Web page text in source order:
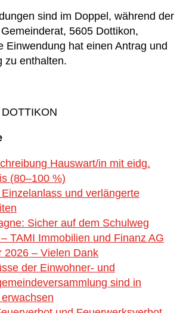
sind im Doppel, während der
5605 Dottikon,
Einwendung hat einen Antrag und
zu enthalten.
Hauswart/in mit eidg.
(80–100 %)
und verlängerte
Sicher auf dem Schulweg
TAMI Immobilien und Finanz AG
2026 – Vielen Dank
der Einwohner- und
sind in